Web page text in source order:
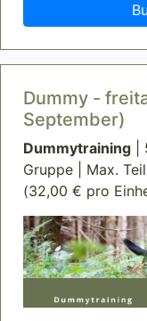
Dummy -
September)
Dummytraining |
Gruppe | Max.
(32,00 € pro